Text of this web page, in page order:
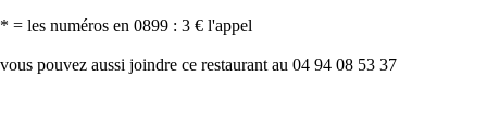
* = les numéros en 0899 : 3 € l'appel
vous pouvez aussi joindre ce restaurant au 04 94 08 53 37